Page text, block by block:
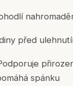
před
spánku